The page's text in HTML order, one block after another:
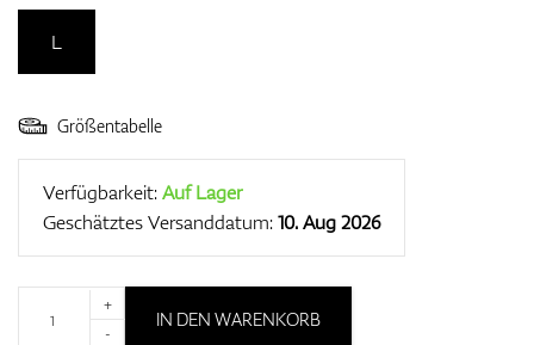
L
Größentabelle
Verfügbarkeit:Auf Lager
Geschätztes Versanddatum:10. Aug 2026
+
-
IN DEN WARENKORB